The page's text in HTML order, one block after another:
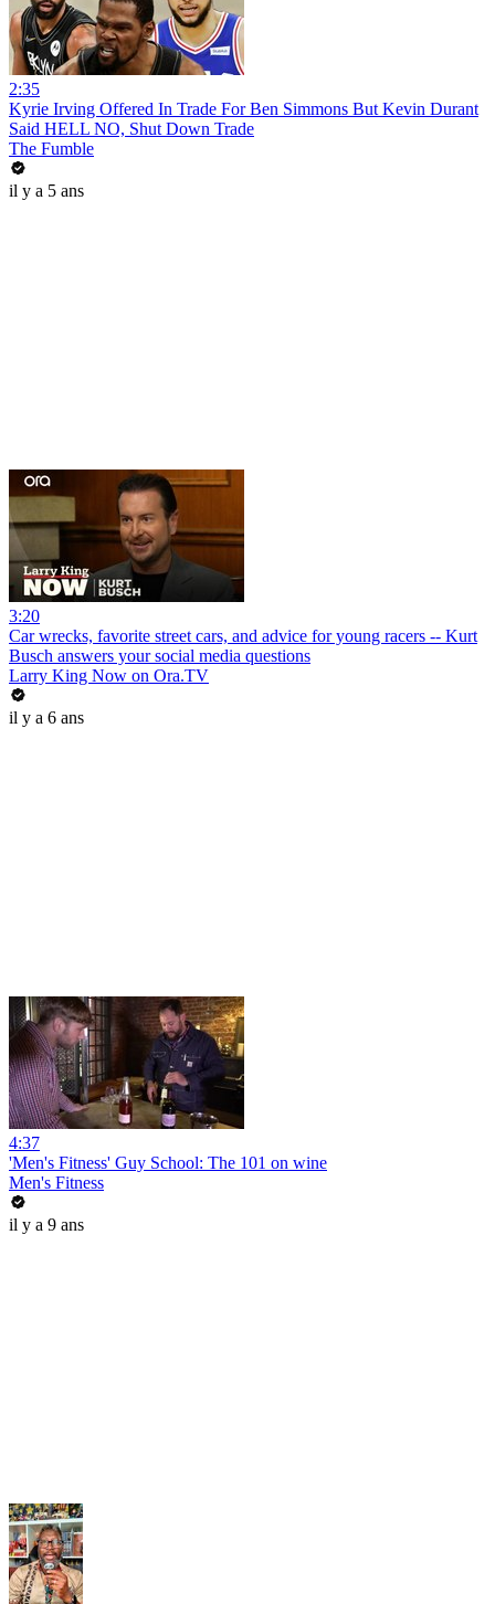
2:35
Kyrie Irving Offered In Trade For Ben Simmons But Kevin Durant
Said HELL NO, Shut Down Trade
The Fumble
il y a 5 ans
3:20
Car wrecks, favorite street cars, and advice for young racers -- Kurt
Busch answers your social media questions
Larry King Now on Ora.TV
il y a 6 ans
4:37
'Men's Fitness' Guy School: The 101 on wine
Men's Fitness
il y a 9 ans